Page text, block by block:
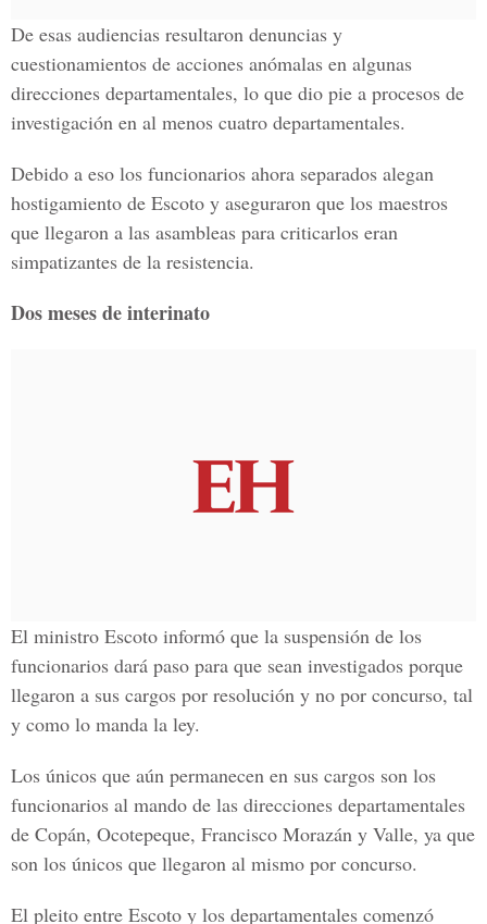
De esas audiencias resultaron denuncias y
cuestionamientos de acciones anómalas en algunas
direcciones departamentales, lo que dio pie a procesos de
investigación en al menos cuatro departamentales.
Debido a eso los funcionarios ahora separados alegan
hostigamiento de Escoto y aseguraron que los maestros
que llegaron a las asambleas para criticarlos eran
simpatizantes de la resistencia.
Dos meses de interinato
El ministro Escoto informó que la suspensión de los
funcionarios dará paso para que sean investigados porque
llegaron a sus cargos por resolución y no por concurso, tal
y como lo manda la ley.
Los únicos que aún permanecen en sus cargos son los
funcionarios al mando de las direcciones departamentales
de Copán, Ocotepeque, Francisco Morazán y Valle, ya que
son los únicos que llegaron al mismo por concurso.
El pleito entre Escoto y los departamentales comenzó